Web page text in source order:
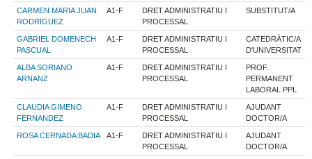
CARMEN MARIA JUAN
RODRIGUEZ
A1-F
DRET ADMINISTRATIU I
PROCESSAL
SUBSTITUT/A
GABRIEL DOMENECH
PASCUAL
A1-F
DRET ADMINISTRATIU I
PROCESSAL
CATEDRÀTIC/A
D'UNIVERSITAT
ALBA SORIANO
ARNANZ
A1-F
DRET ADMINISTRATIU I
PROCESSAL
PROF.
PERMANENT
LABORAL PPL
CLAUDIA GIMENO
FERNANDEZ
A1-F
DRET ADMINISTRATIU I
PROCESSAL
AJUDANT
DOCTOR/A
ROSA CERNADA BADIA A1-F
DRET ADMINISTRATIU I
PROCESSAL
AJUDANT
DOCTOR/A